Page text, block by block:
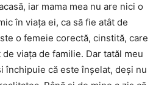
iar mama mea nu are nici o
în viaţa ei, ca să fie atât de
o femeie corectă, cinstită, care
viaţa de familie. Dar tatăl meu
închipuie că este înşelat, deşi nu